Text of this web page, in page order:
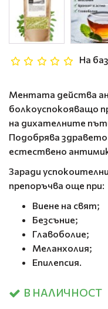
Ментата действа
болкоуспокояващо
на дихателните
Подобрява
естествено
Заради
препоръчва още при:
Виене на свят;
Безсъние;
Главоболие;
Меланхолия;
Епилепсия.
В НАЛИЧНОСТ
На